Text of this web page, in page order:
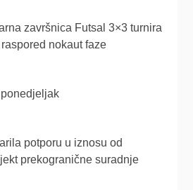
završnica Futsal 3×3 turnira
nokaut faze
potporu u iznosu od
prekogranične suradnje